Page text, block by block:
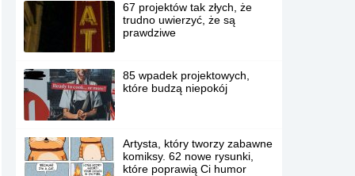
67 projektów tak złych, że
trudno uwierzyć, że są
prawdziwe
85 wpadek projektowych,
które budzą niepokój
Artysta, który tworzy zabawne
komiksy. 62 nowe rysunki,
które poprawią Ci humor